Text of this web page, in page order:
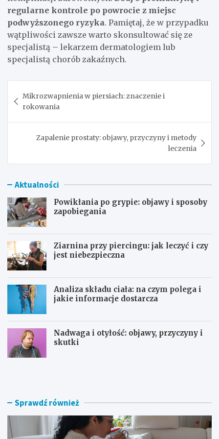
regularne kontrole po powrocie z miejsc
podwyższonego ryzyka. Pamiętaj, że w przypadku
wątpliwości zawsze warto skonsultować się ze
specjalistą – lekarzem dermatologiem lub
specjalistą chorób zakaźnych.
wpisu
Mikrozwapnienia w piersiach: znaczenie i
rokowania
Zapalenie prostaty: objawy, przyczyny i metody
leczenia
Aktualności
Powikłania po grypie: objawy i sposoby
zapobiegania
Ziarnina przy piercingu: jak leczyć i czy
jest niebezpieczna
Analiza składu ciała: na czym polega i
jakie informacje dostarcza
Nadwaga i otyłość: objawy, przyczyny i
skutki
P
ł
n
Z
i
a
p
Sprawdź również